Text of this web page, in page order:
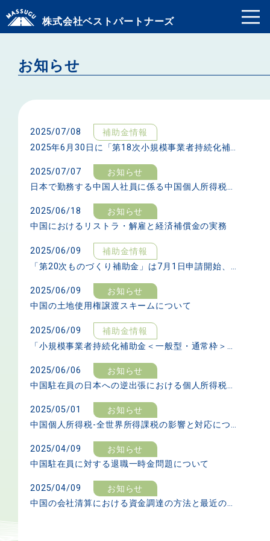
株式会社ベストパートナーズ
お知らせ
2025/07/08
補助金情報
2025年6月30日に「第18次小規模事業者持続化補助金」の公募要領が発表
2025/07/07
お知らせ
日本で勤務する中国人社員に係る中国個人所得税の問題
2025/06/18
お知らせ
中国におけるリストラ・解雇と経済補償金の実務
2025/06/09
補助金情報
「第20次ものづくり補助金」は7月1日申請開始、7月25日申請締切となります。
2025/06/09
お知らせ
中国の土地使用権譲渡スキームについて
2025/06/09
補助金情報
「小規模事業者持続化補助金＜一般型・通常枠＞（第17回）」の〆切は6月13日です。第18回の応募要領は発行され次第Up致します。
2025/06/06
お知らせ
中国駐在員の日本への逆出張における個人所得税問題について
2025/05/01
お知らせ
中国個人所得税-全世界所得課税の影響と対応について
2025/04/09
お知らせ
中国駐在員に対する退職一時金問題について
2025/04/09
お知らせ
中国の会社清算における資金調達の方法と最近の動向について